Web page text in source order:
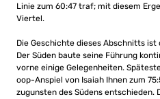
Linie zum 60:47 traf; mit diesem
Viertel.
Die Geschichte dieses Abschnitts
Der Süden baute seine Führung
vorne einige Gelegenheiten.
oop-Anspiel von Isaiah Ihnen zum
zugunsten des Südens